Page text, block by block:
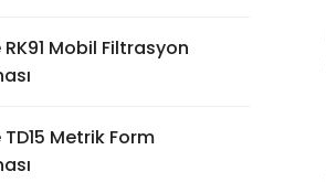
RK91 Mobil Filtrasyon
Metrik Form